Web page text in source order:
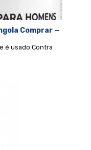
Comprar —
é usado Contra